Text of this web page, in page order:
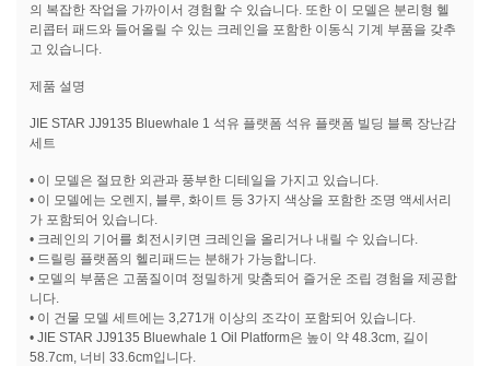
의 복잡한 작업을 가까이서 경험할 수 있습니다. 또한 이 모델은 분리형 헬
리콥터 패드와 들어올릴 수 있는 크레인을 포함한 이동식 기계 부품을 갖추
고 있습니다.
제품 설명
JIE STAR JJ9135 Bluewhale 1 석유 플랫폼 석유 플랫폼 빌딩 블록 장난감
세트
• 이 모델은 절묘한 외관과 풍부한 디테일을 가지고 있습니다.
• 이 모델에는 오렌지, 블루, 화이트 등 3가지 색상을 포함한 조명 액세서리
가 포함되어 있습니다.
• 크레인의 기어를 회전시키면 크레인을 올리거나 내릴 수 있습니다.
• 드릴링 플랫폼의 헬리패드는 분해가 가능합니다.
• 모델의 부품은 고품질이며 정밀하게 맞춤되어 즐거운 조립 경험을 제공합
니다.
• 이 건물 모델 세트에는 3,271개 이상의 조각이 포함되어 있습니다.
• JIE STAR JJ9135 Bluewhale 1 Oil Platform은 높이 약 48.3cm, 길이
58.7cm, 너비 33.6cm입니다.